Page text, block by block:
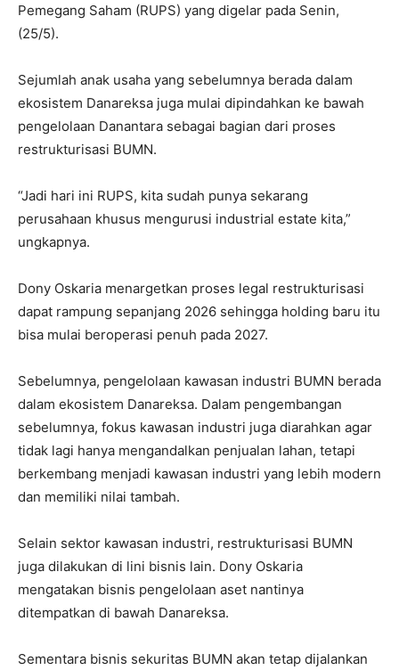
Pemegang Saham (RUPS) yang digelar pada Senin,
(25/5).
Sejumlah anak usaha yang sebelumnya berada dalam
ekosistem Danareksa juga mulai dipindahkan ke bawah
pengelolaan Danantara sebagai bagian dari proses
restrukturisasi BUMN.
“Jadi hari ini RUPS, kita sudah punya sekarang
perusahaan khusus mengurusi industrial estate kita,”
ungkapnya.
Dony Oskaria menargetkan proses legal restrukturisasi
dapat rampung sepanjang 2026 sehingga holding baru itu
bisa mulai beroperasi penuh pada 2027.
Sebelumnya, pengelolaan kawasan industri BUMN berada
dalam ekosistem Danareksa. Dalam pengembangan
sebelumnya, fokus kawasan industri juga diarahkan agar
tidak lagi hanya mengandalkan penjualan lahan, tetapi
berkembang menjadi kawasan industri yang lebih modern
dan memiliki nilai tambah.
Selain sektor kawasan industri, restrukturisasi BUMN
juga dilakukan di lini bisnis lain. Dony Oskaria
mengatakan bisnis pengelolaan aset nantinya
ditempatkan di bawah Danareksa.
Sementara bisnis sekuritas BUMN akan tetap dijalankan